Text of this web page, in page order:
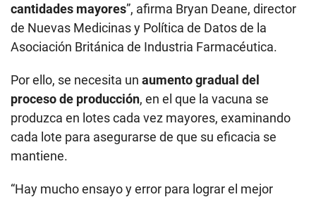
cantidades mayores”, afirma Bryan Deane, director
de Nuevas Medicinas y Política de Datos de la
Asociación Británica de Industria Farmacéutica.
Por ello, se necesita un aumento gradual del
proceso de producción, en el que la vacuna se
produzca en lotes cada vez mayores, examinando
cada lote para asegurarse de que su eficacia se
mantiene.
“Hay mucho ensayo y error para lograr el mejor